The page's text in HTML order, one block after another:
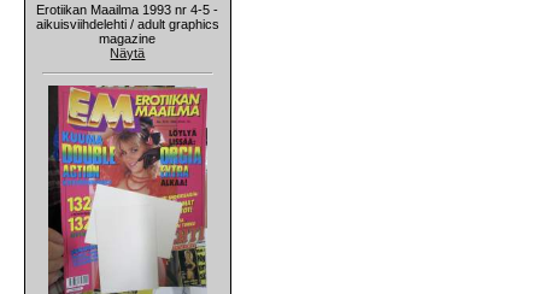
Erotiikan Maailma 1993 nr 4-5 -
aikuisviihdelehti / adult graphics
magazine
Näytä